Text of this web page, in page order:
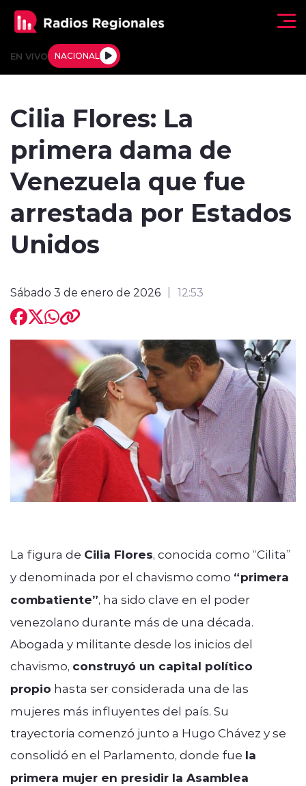
EN VIVO NACIONAL
Internacional
Entrevistas
modo claro
Cilia Flores: La
primera dama de
Venezuela que fue
arrestada por Estados
Unidos
Sábado 3 de enero de 2026 12:53
La figura de Cilia Flores, conocida como “Cilita”
y denominada por el chavismo como “primera
combatiente”, ha sido clave en el poder
venezolano durante más de una década.
Abogada y militante desde los inicios del
chavismo, construyó un capital político
propio hasta ser considerada una de las
mujeres más influyentes del país. Su
trayectoria comenzó junto a Hugo Chávez y se
consolidó en el Parlamento, donde fue la
primera mujer en presidir la Asamblea